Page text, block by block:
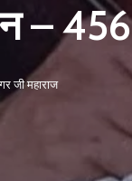
– 456
जी महाराज